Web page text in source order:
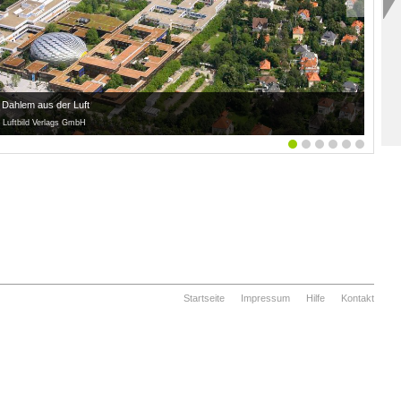
aus der Luft
Luftbild Verlags GmbH
Startseite Impressum Hilfe Kontakt